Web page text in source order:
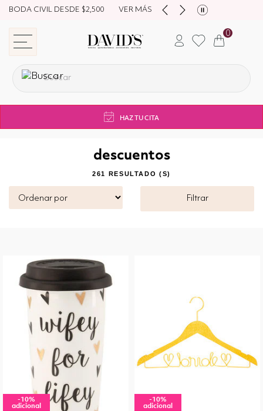
NUEVA COLECCIÓN DESDE $4,500 HAZ TU CITA
store navigation
0
HAZ TU CITA
descuentos
261 RESULTADO (S)
Filtrar
-10%
adicional
-10%
adicional